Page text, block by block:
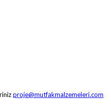
proje@mutfakmalzemeleri.com